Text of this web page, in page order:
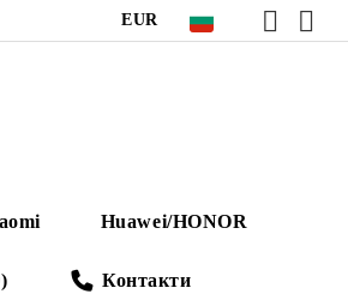
EUR
Huawei/HONOR
Контакти